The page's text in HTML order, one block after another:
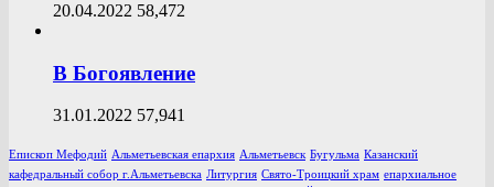
20.04.2022 58,472
В Богоявление
31.01.2022 57,941
Епископ Мефодий Альметьевская епархия Альметьевск Бугульма Казанский
кафедральный собор г.Альметьевска Литургия Свято-Троицкий храм епархиальное